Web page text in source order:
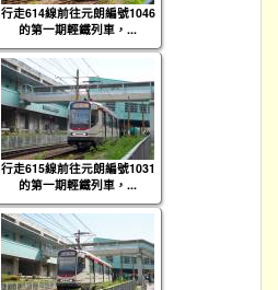
行走614線前往元朗編號1046
的第一期輕鐵列車，...
行走615線前往元朗編號1031
的第一期輕鐵列車，...